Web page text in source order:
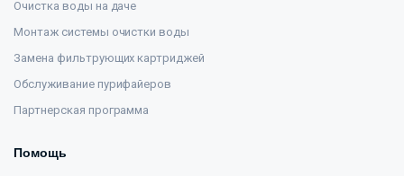
Очистка воды на даче
Монтаж системы очистки воды
Замена фильтрующих картриджей
Обслуживание пурифайеров
Партнерская программа
Помощь